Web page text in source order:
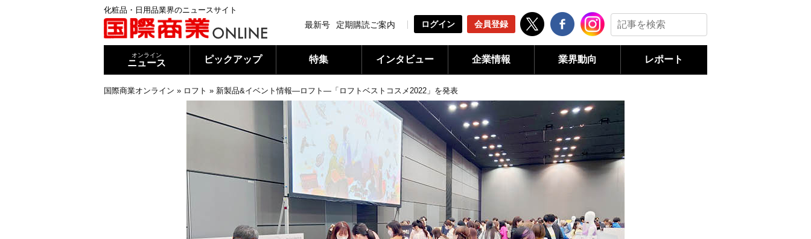
化粧品・日用品業界のニュースサイト
最新号 定期購読ご案内 ログイン 会員登録
オンライン
ニュース ピックアップ 特集 インタビュー 企業情報 業界動向 レポート
国際商業オンライン » ロフト » 新製品&イベント情報―ロフト―「ロフトベストコスメ2022」を発表